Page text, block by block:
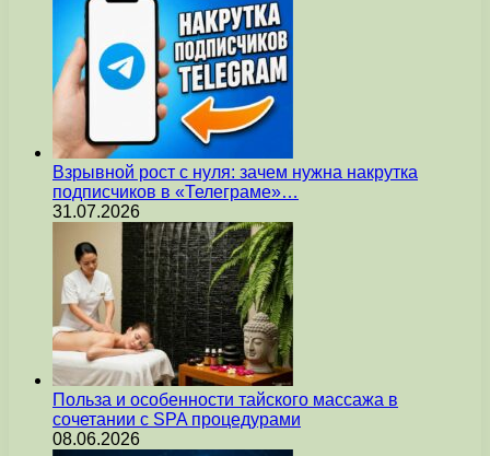
Взрывной рост с нуля: зачем нужна накрутка
подписчиков в «Телеграме»…
31.07.2026
Польза и особенности тайского массажа в
сочетании с SPA процедурами
08.06.2026